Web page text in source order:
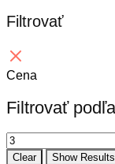
Filtrovať
Cena
Filtrovať
Minimálna
cena
Clear
Show Results